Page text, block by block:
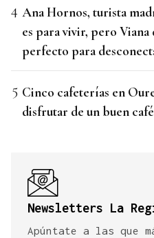
Ana Hornos, turista
es para vivir, pero Viana
perfecto para
Cinco cafeterías en
disfrutar de un buen café
Newsletters La
Apúntate a las que